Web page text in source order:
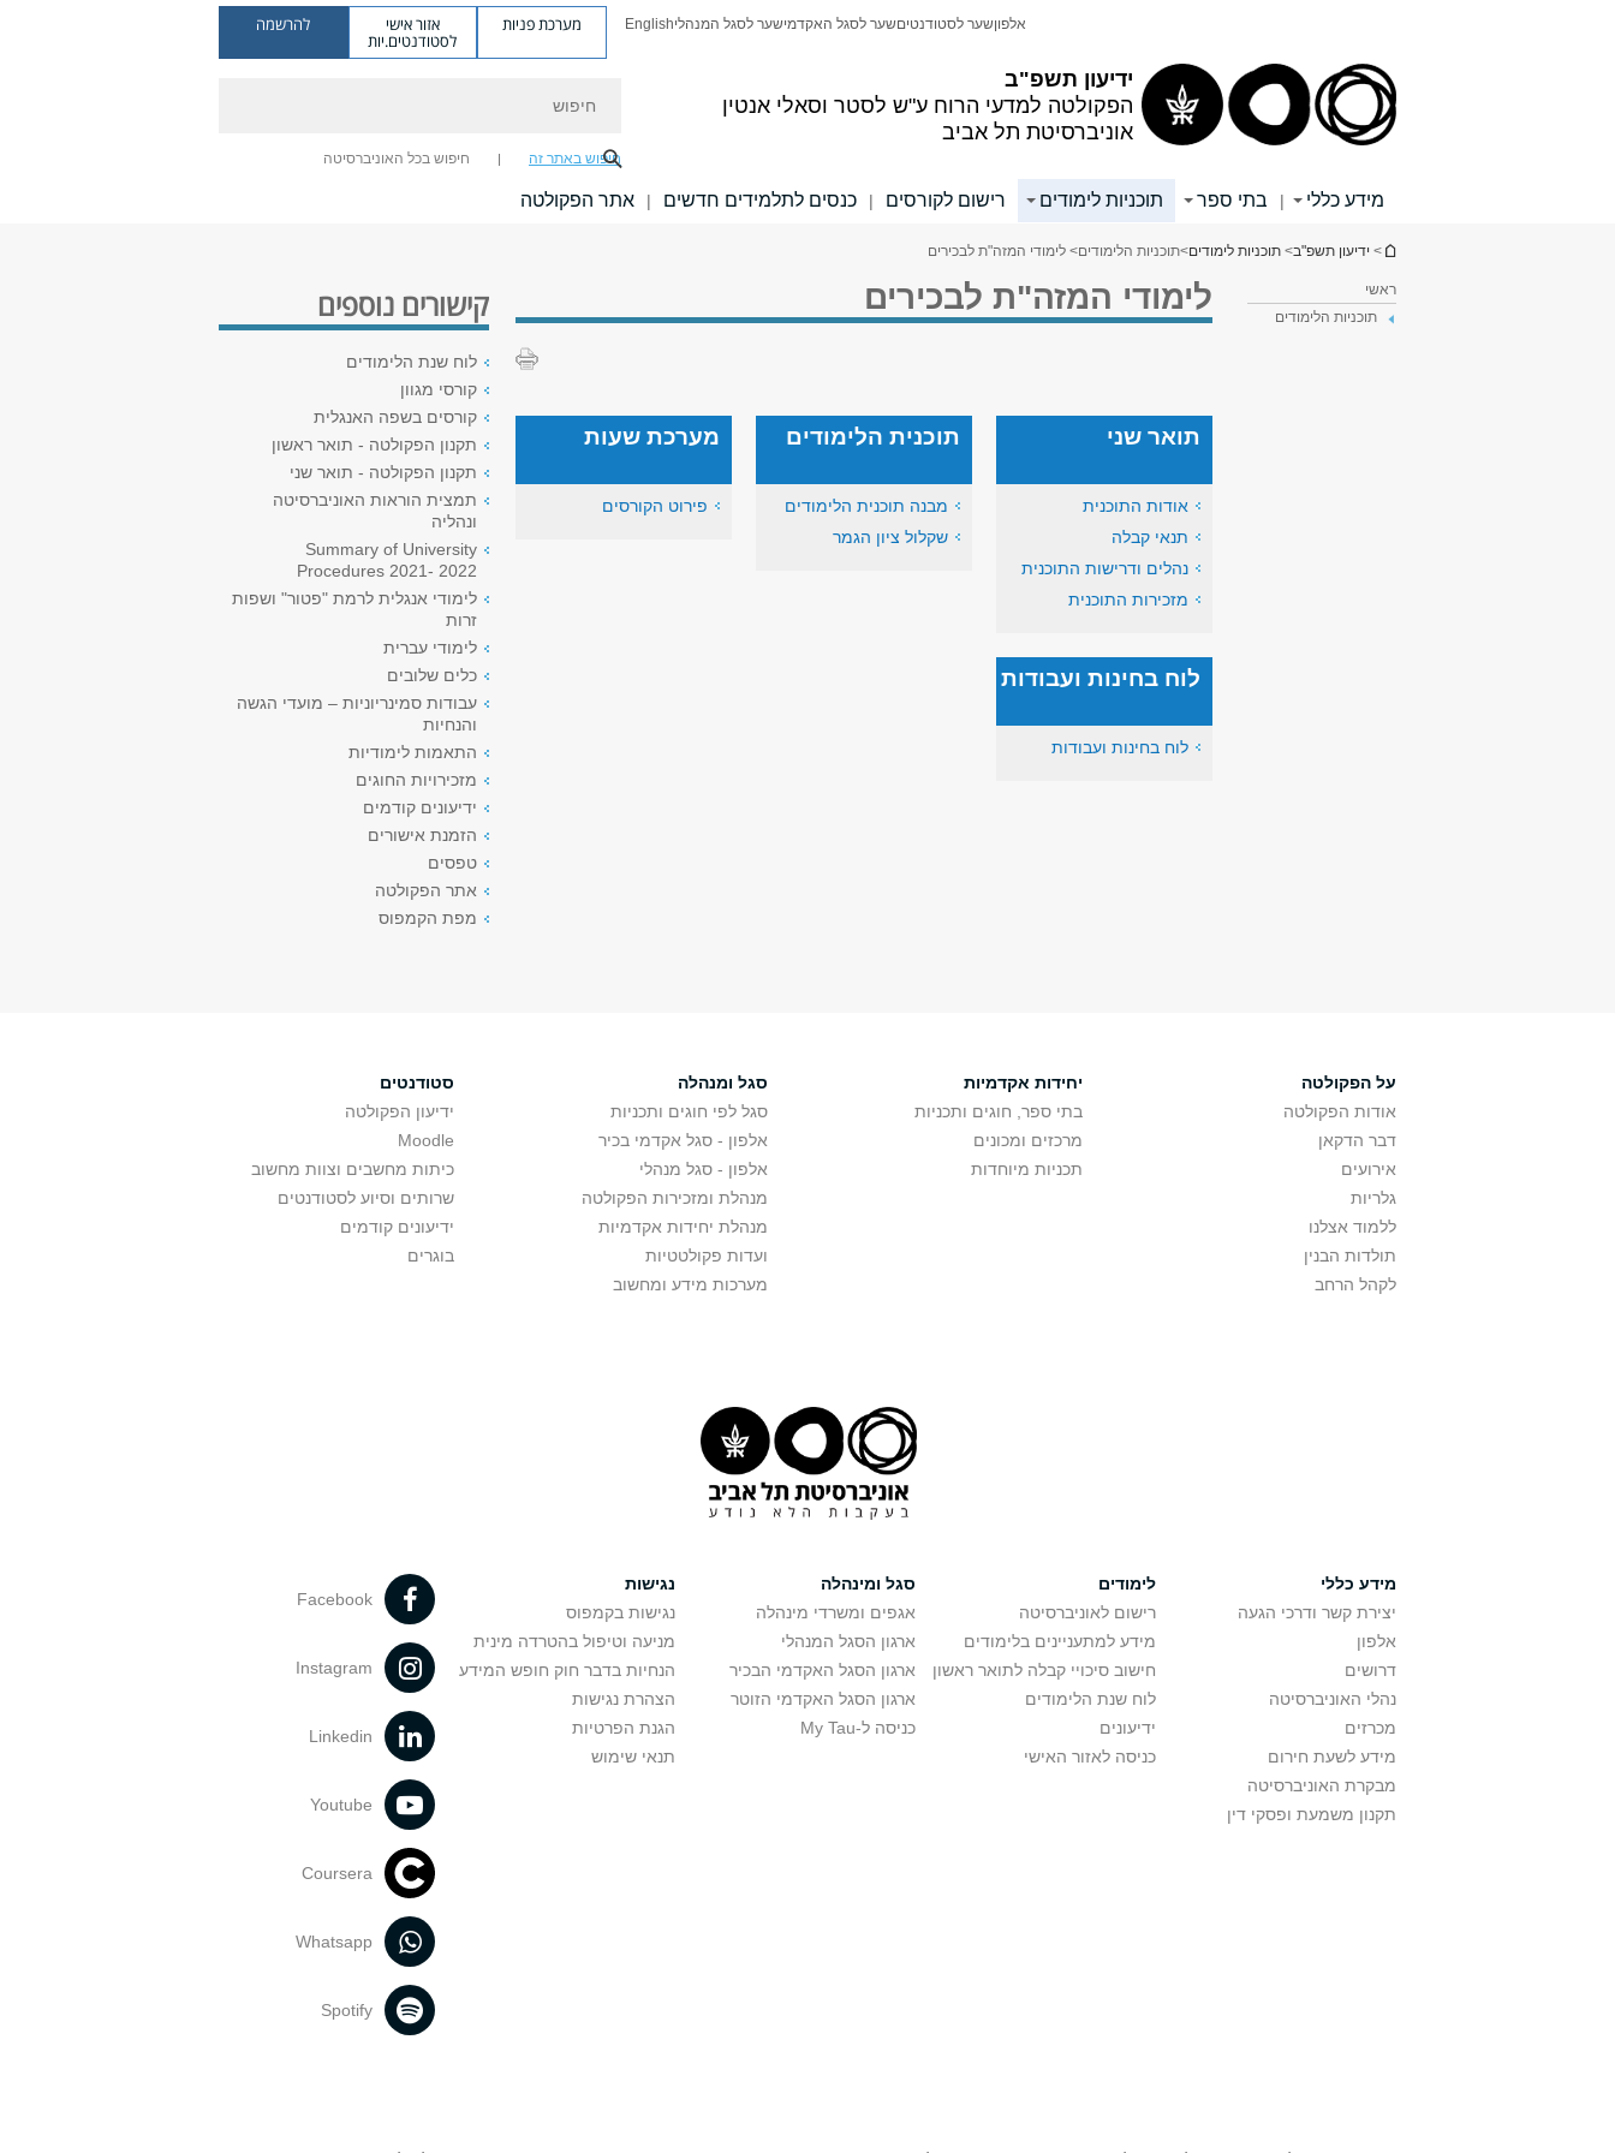
ידיעון תשפ"ב
הפקולטה למדעי הרוח ע"ש לסטר וסאלי אנטין
אוניברסיטת תל אביב
אלפוןשער לסטודנטיםשער לסגל האקדמישער לסגל המנהליEnglish מערכת פניות אזור אישי
לסטודנטים.יות
להרשמה
חיפוש באתר זה חיפוש בכל האוניברסיטה
מידע כללי | בתי ספר תוכניות לימודים רישום לקורסים | כנסים לתלמידים חדשים | אתר הפקולטה
הינך נמצא כאן
> ידיעון תשפ"ב> תוכניות לימודים>תוכניות הלימודים> לימודי המזה"ת לבכירים
ראשי
תוכניות הלימודים
לימודי המזה"ת לבכירים
תואר שני
אודות התוכנית
תנאי קבלה
נהלים ודרישות התוכנית
מזכירות התוכנית
תוכנית הלימודים
מבנה תוכנית הלימודים
שקלול ציון הגמר
מערכת שעות
פירוט הקורסים
לוח בחינות ועבודות
לוח בחינות ועבודות
קישורים נוספים
לוח שנת הלימודים
קורסי מגוון
קורסים בשפה האנגלית
תקנון הפקולטה - תואר ראשון
תקנון הפקולטה - תואר שני
תמצית הוראות האוניברסיטה
ונהליה
Summary of University
Procedures 2021- 2022
לימודי אנגלית לרמת "פטור" ושפות
זרות
לימודי עברית
כלים שלובים
עבודות סמינריוניות – מועדי הגשה
והנחיות
התאמות לימודיות
מזכירויות החוגים
ידיעונים קודמים
הזמנת אישורים
טפסים
אתר הפקולטה
מפת הקמפוס
על הפקולטה
אודות הפקולטה
דבר הדקאן
אירועים
גלריות
ללמוד אצלנו
תולדות הבנין
לקהל הרחב
יחידות אקדמיות
בתי ספר, חוגים ותכניות
מרכזים ומכונים
תכניות מיוחדות
סגל ומנהלה
סגל לפי חוגים ותכניות
אלפון - סגל אקדמי בכיר
אלפון - סגל מנהלי
מנהלת ומזכירות הפקולטה
מנהלת יחידות אקדמיות
ועדות פקולטטיות
מערכות מידע ומחשוב
סטודנטים
ידיעון הפקולטה
Moodle
כיתות מחשבים וצוות מחשוב
שרותים וסיוע לסטודנטים
ידיעונים קודמים
בוגרים
מידע כללי
יצירת קשר ודרכי הגעה
אלפון
דרושים
נהלי האוניברסיטה
מכרזים
מידע לשעת חירום
מבקרת האוניברסיטה
תקנון משמעת ופסקי דין
לימודים
רישום לאוניברסיטה
מידע למתעניינים בלימודים
חישוב סיכויי קבלה לתואר ראשון
לוח שנת הלימודים
ידיעונים
כניסה לאזור האישי
סגל ומינהלה
אגפים ומשרדי מינהלה
ארגון הסגל המנהלי
ארגון הסגל האקדמי הבכיר
ארגון הסגל האקדמי הזוטר
כניסה ל-My Tau
נגישות
נגישות בקמפוס
מניעה וטיפול בהטרדה מינית
הנחיות בדבר חוק חופש המידע
הצהרת נגישות
הגנת הפרטיות
תנאי שימוש
Facebook
Instagram
Linkedin
Youtube
Coursera
Whatsapp
Spotify